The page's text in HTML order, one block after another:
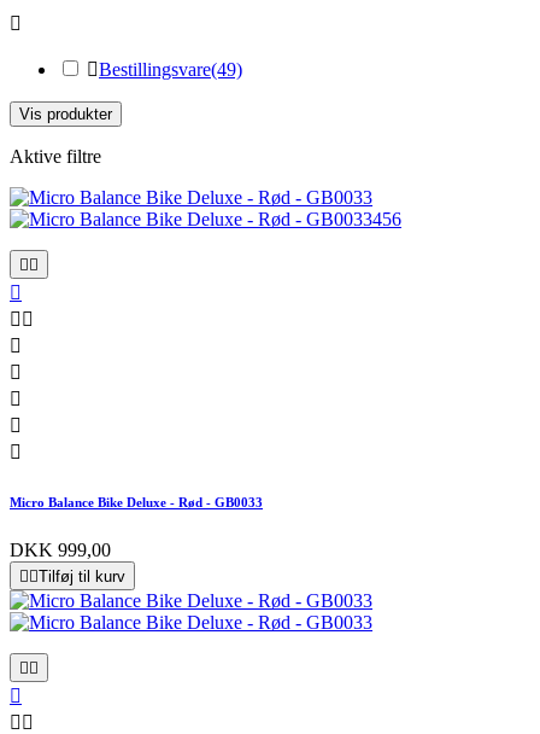

Bestillingsvare(49)
Vis produkter
Aktive filtre
 

 





Micro Balance Bike Deluxe - Rød - GB0033
DKK 999,00
 Tilføj til kurv
 

 